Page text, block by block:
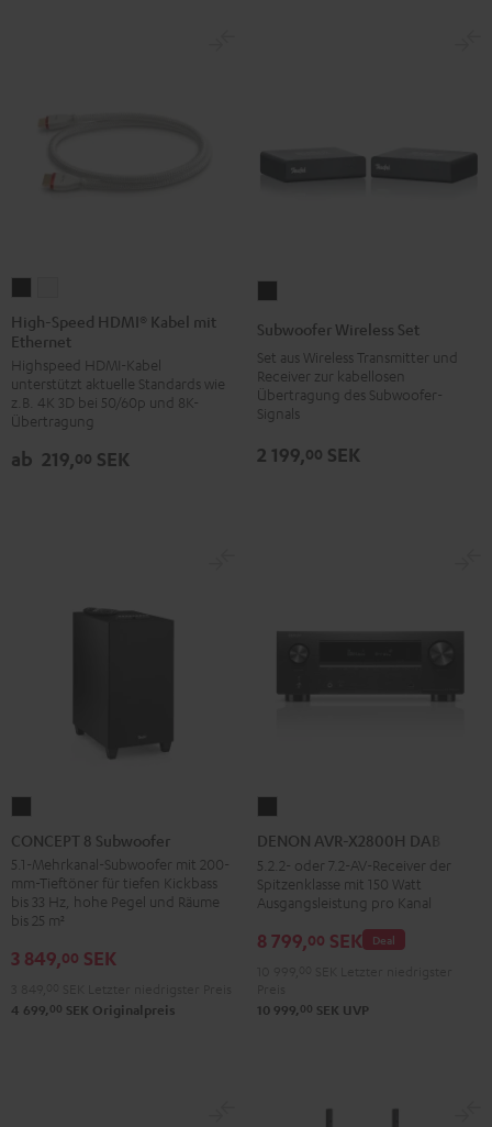
Speed
HDMI®
Kabel
mit
Ethernet
Speed
HDMI®
Kabel
mit
Ethernet
High-Speed HDMI® Kabel mit
Ethernet
Highspeed HDMI-Kabel
unterstützt aktuelle Standards wie
z.B. 4K 3D bei 50/60p und 8K-
Übertragung
ab 219,00 SEK
Wireless
Schwarz
Subwoofer Wireless Set
Set aus Wireless Transmitter und
Receiver zur kabellosen
Übertragung des Subwoofer-
Signals
2 199,00 SEK
8
Subwoofer
Schwarz
CONCEPT 8 Subwoofer
5.1-Mehrkanal-Subwoofer mit 200-
mm-Tieftöner für tiefen Kickbass
bis 33 Hz, hohe Pegel und Räume
bis 25 m²
3 849,00 SEK
4 699, 00 SEK Originalpreis
AVR-
X2800H
DAB
Schwarz
DENON AVR-X2800H DAB
5.2.2- oder 7.2-AV-Receiver der
Spitzenklasse mit 150 Watt
Ausgangsleistung pro Kanal
Deal
8 799,00 SEK
10 999, 00 SEK UVP